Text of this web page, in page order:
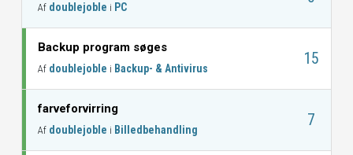
Af doublejoble i PC
Backup program søges
Af doublejoble i Backup- & Antivirus
15
farveforvirring
Af doublejoble i Billedbehandling
7